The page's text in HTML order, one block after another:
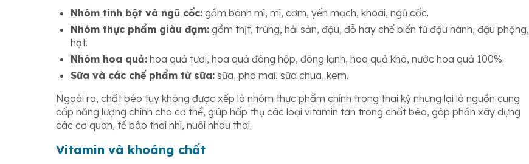
Nhóm tinh bột và ngũ cốc: gồm bánh mì, mì, cơm, yến mạch, khoai, ngũ cốc.
Nhóm thực phẩm giàu đạm: gồm thịt, trứng, hải sản, đậu, đỗ hay chế biến từ đậu nành, đậu phộng,
hạt.
Nhóm hoa quả: hoa quả tươi, hoa quả đóng hộp, đông lạnh, hoa quả khô, nước hoa quả 100%.
Sữa và các chế phẩm từ sữa: sữa, phô mai, sữa chua, kem.
Ngoài ra, chất béo tuy không được xếp là nhóm thực phẩm chính trong thai kỳ nhưng lại là nguồn cung
cấp năng lượng chính cho cơ thể, giúp hấp thụ các loại vitamin tan trong chất béo, góp phần xây dựng
các cơ quan, tế bào thai nhi, nuôi nhau thai.
Vitamin và khoáng chất